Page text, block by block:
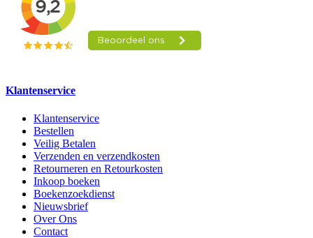
Klantenservice
Klantenservice
Bestellen
Veilig Betalen
Verzenden en verzendkosten
Retourneren en Retourkosten
Inkoop boeken
Boekenzoekdienst
Nieuwsbrief
Over Ons
Contact